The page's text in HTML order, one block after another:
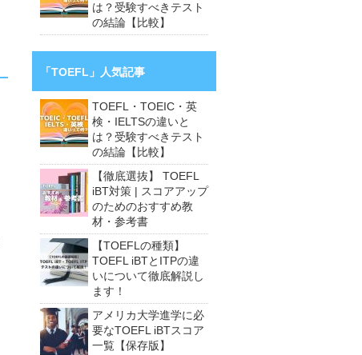
は？受験すべきテスト
の結論【比較】
「TOEFL」人気記事
TOEFL・TOEIC・英
検・IELTSの違いと
は？受験すべきテスト
の結論【比較】
【徹底選抜】 TOEFL
iBT対策 | スコアアップ
のためのおすすめ教
材・参考書
【TOEFLの種類】
TOEFL iBTとITPの違
いについて徹底解説し
ます！
アメリカ大学進学に必
要なTOEFL iBTスコア
一覧【保存版】